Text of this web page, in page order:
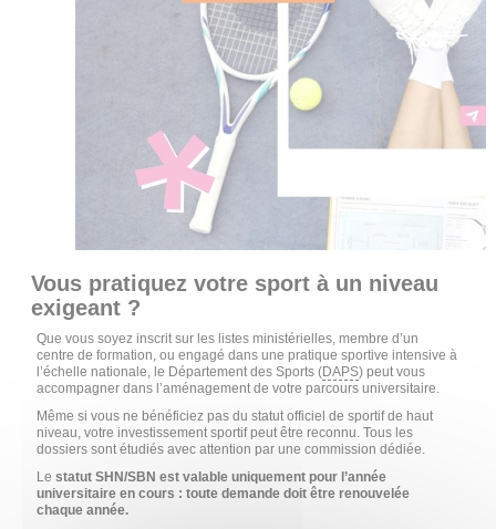
Vous pratiquez votre sport à un niveau
exigeant ?
Que vous soyez inscrit sur les listes ministérielles, membre d’un
centre de formation, ou engagé dans une pratique sportive intensive à
l’échelle nationale, le Département des Sports (DAPS) peut vous
accompagner dans l’aménagement de votre parcours universitaire.
Même si vous ne bénéficiez pas du statut officiel de sportif de haut
niveau, votre investissement sportif peut être reconnu. Tous les
dossiers sont étudiés avec attention par une commission dédiée.
Lestatut SHN/SBN est valable uniquement pour l’année
universitaire en cours : toute demande doit être renouvelée
chaque année.